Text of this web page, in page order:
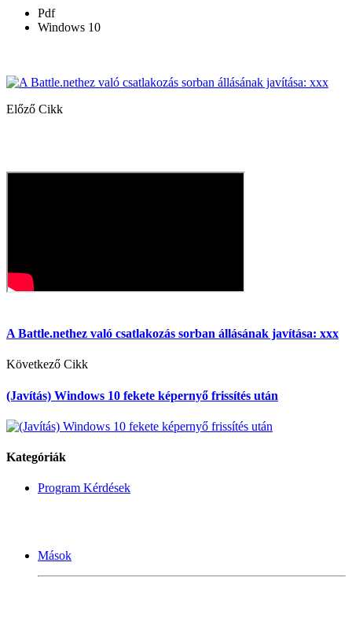
Pdf
Windows 10
Előző Cikk
A Battle.nethez való csatlakozás sorban állásának javítása: xxx
Következő Cikk
(Javítás) Windows 10 fekete képernyő frissítés után
Kategóriák
Program Kérdések
Mások